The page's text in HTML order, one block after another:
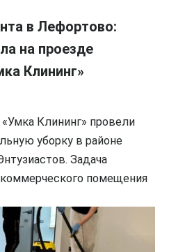
в Лефортово:
на проезде
Клининг»
Клининг» провели
уборку в районе
Задача
помещения